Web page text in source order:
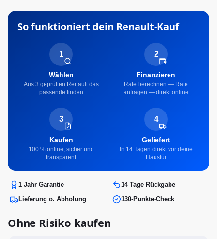
So funktioniert dein Renault-Kauf
1
Wählen
Aus 3 geprüften Renault das
passende finden
2
Finanzieren
Rate berechnen — Rate
anfragen — direkt online
3
Kaufen
100 % online, sicher und
transparent
4
Geliefert
In 14 Tagen direkt vor deine
Haustür
1 Jahr Garantie
14 Tage Rückgabe
Lieferung o. Abholung
130-Punkte-Check
Ohne Risiko kaufen